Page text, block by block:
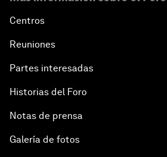
Centros
Reuniones
Partes interesadas
Historias del Foro
Notas de prensa
Galería de fotos